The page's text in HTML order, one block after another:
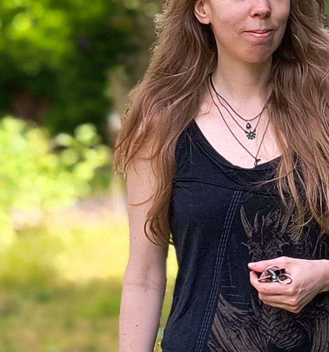
Oder ihr ladet die Vektordaten in eine Google Map, die
teilen oder auf Webseiten einbinden könnt.
Oder ihr nutzt sie, um im Gelände vor Ort auch den
Punkt zu finden.
Oder ihr erstellt aus euren Vektordaten eine eigene
Karte und exportiert sie als Grafik
Für das Vektorisieren brauchst du grundsätzlich erstmal
Software QGIS (Link zum Download, hier: QGIS 2.14).
Informationen aus einer historischen Karte übertragen
musst du diese erst georeferenzieren (
georeferenzieren – so
geht’s..!
Wenn du möchtest, kannst du mir im untenstehenden
TutorialSchritt für Schritt folgen. Die wichtigsten Punkte
aber darunter nochmal zusammen.
Video-Tutorial: Vektorisieren mithilfe von QGIS